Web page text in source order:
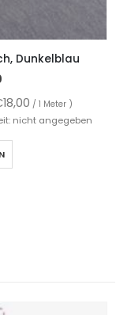
Dunkelblau
18,00 / 1 Meter )
nicht angegeben